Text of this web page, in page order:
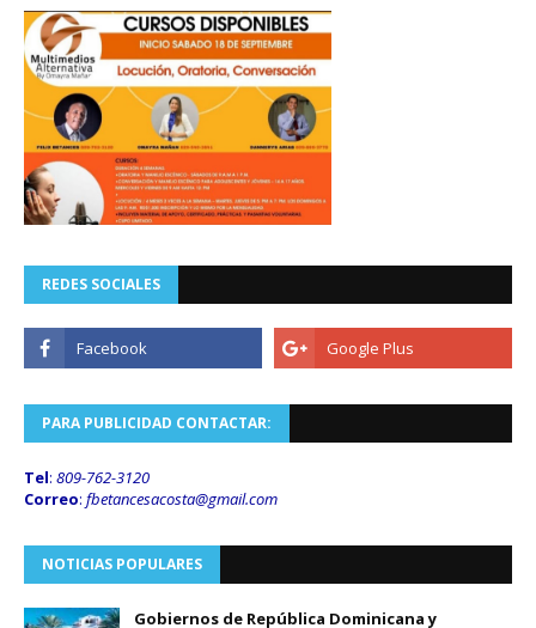
REDES SOCIALES
PARA PUBLICIDAD CONTACTAR:
Tel: 809-762-3120
Correo: fbetancesacosta@gmail.com
NOTICIAS POPULARES
Gobiernos de República Dominicana y